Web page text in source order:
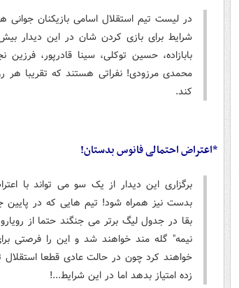
در لیست تیم استقلال اسامی بازیکنان
شرایط برای بازی کردن شان در این دیدار
بابازاده، حسین توکلی، سینا قادرپور،
محمدی مرزودی! نفراتی هستند که تقریبا هر
کند.
*اعتراض احتمالی فانوس بدستان!
برگزاری این دیدار از یک سو می تواند با
بدست نیز همراه شود! تیم هایی که در پایین
بقا در جدول لیگ برتر می جنگند حتما از
نیمه" گله مند خواهند شد و این را فرصتی
خواهند کرد چون در حالت عادی قطعا
زده امتیاز بدهد اما در این شرایط...!